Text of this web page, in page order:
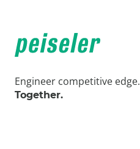
Engineer competitive edge.
Together.